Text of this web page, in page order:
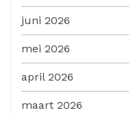
juni 2026
mei 2026
april 2026
maart 2026